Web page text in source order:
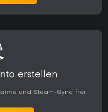
erstellen
und Steam-Sync frei